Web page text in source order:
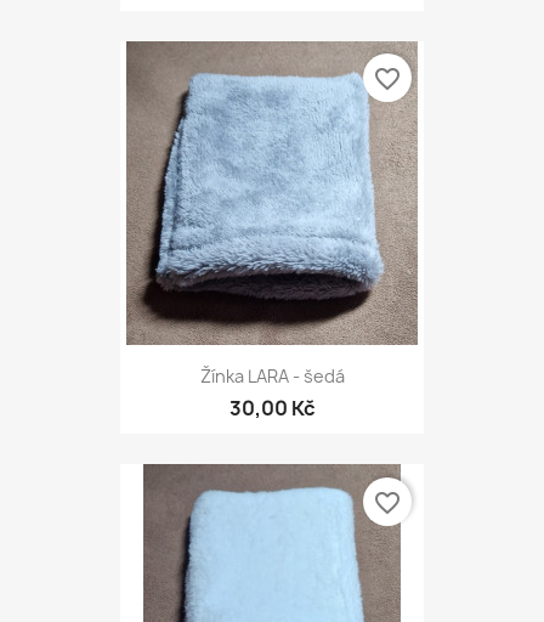
Žínka LARA - šedá
30,00 Kč
favorite_border
favorite_border